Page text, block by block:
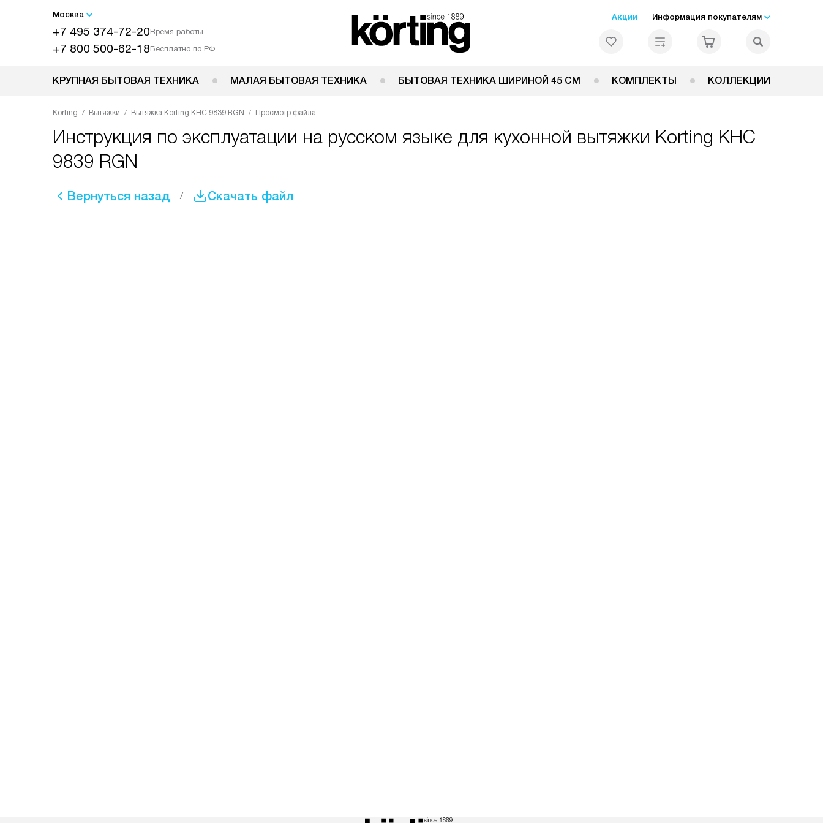
Москва
+7 495 374-72-20Время работы
+7 800 500-62-18Бесплатно по РФ
Акции Информация покупателям
КРУПНАЯ БЫТОВАЯ ТЕХНИКА МАЛАЯ БЫТОВАЯ ТЕХНИКА БЫТОВАЯ ТЕХНИКА ШИРИНОЙ 45 СМ КОМПЛЕКТЫ КОЛЛЕКЦИИ
Korting Вытяжки Вытяжка Korting KHC 9839 RGN Просмотр файла
Инструкция по эксплуатации на русском языке для кухонной вытяжки Korting KHC
9839 RGN
Вернуться назад Скачать файл